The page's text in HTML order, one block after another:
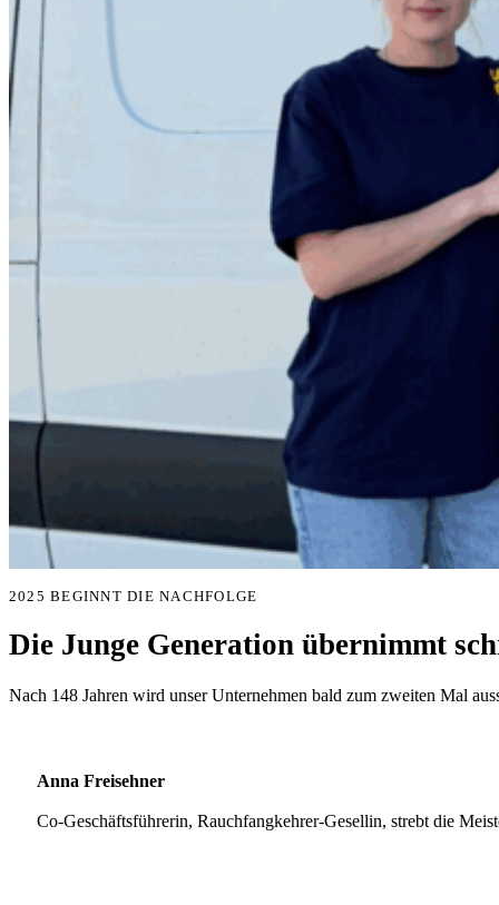
2025 BEGINNT DIE NACHFOLGE
Die Junge Generation übernimmt
Nach 148 Jahren wird unser Unternehmen bald zum zweiten Mal
Anna Freisehner
Co-Geschäftsführerin, Rauchfangkehrer-Gesellin, strebt die